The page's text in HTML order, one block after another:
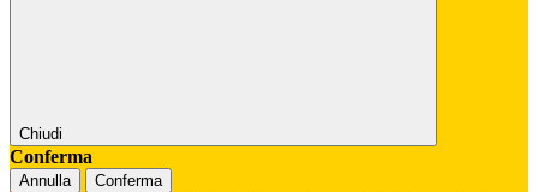
Chiudi
Conferma
Annulla Conferma